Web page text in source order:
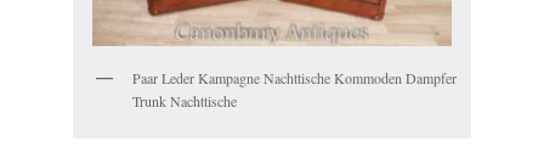
Paar Leder Kampagne Nachttische Kommoden Dampfer
Trunk Nachttische